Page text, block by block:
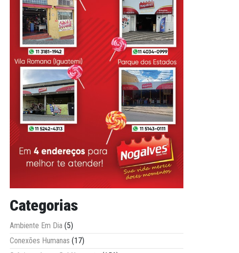
Categorias
Ambiente Em Dia (5)
Conexões Humanas (17)